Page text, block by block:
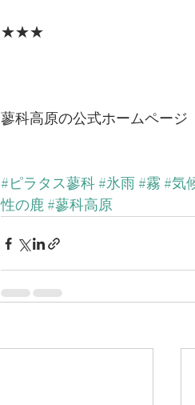
★★★
蓼科高原の公式ホームページ
#ピラタス蓼科#氷雨#霧#気
性の鹿#蓼科高原